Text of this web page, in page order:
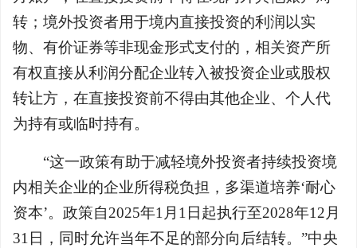
转；境外投资者用于境内直接投资的利润以实
物、有价证券等非现金形式支付的，相关资产所
有权直接从利润分配企业转入被投资企业或股权
转让方，在直接投资前不得由其他企业、个人代
为持有或临时持有。
“这一政策有助于减轻境外投资者持续投资境
内相关企业的企业所得税负担，多渠道培养‘耐心
资本’。政策自2025年1月1日起执行至2028年12月
31日，同时允许当年不足的部分向后结转。”中央